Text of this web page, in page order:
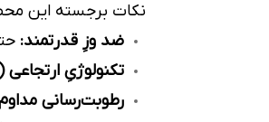
نکات برجسته این
ضد وزِ قدرتمند:
تکنولوژیِ ارتجاعی (Bounce):
رطوبت‌رسانی